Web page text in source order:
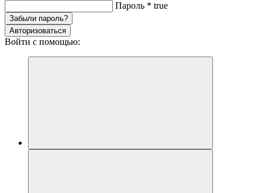
Пароль * true
Забыли пароль?
Авторизоваться
Войти с помощью: